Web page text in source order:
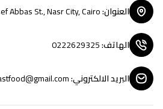
العنوان:
Abbas St., Nasr City, Cairo
الهاتف:
0222629325
البريد الالكتروني: